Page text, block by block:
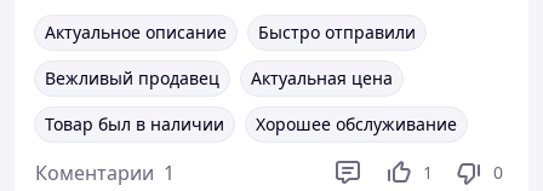
Актуальное описание
Быстро отправили
Вежливый продавец
Актуальная цена
Товар был в наличии
Хорошее обслуживание
Коментарии 1 1 0